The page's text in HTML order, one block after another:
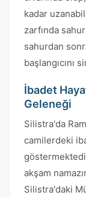
kadar
zarfında
sahurdan
başlangıcını
İbadet
Geleneği
Silistra'da
camilerdeki
akşam
Silistra'daki